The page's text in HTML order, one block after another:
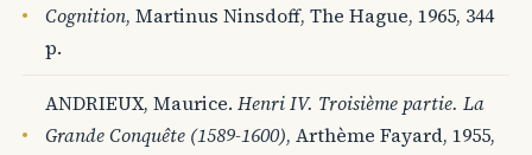
Cognition, Martinus Ninsdoff, The Hague, 1965, 344
p.
ANDRIEUX, Maurice.Henri IV. Troisième partie. La
Grande Conquête (1589-1600), Arthème Fayard, 1955,